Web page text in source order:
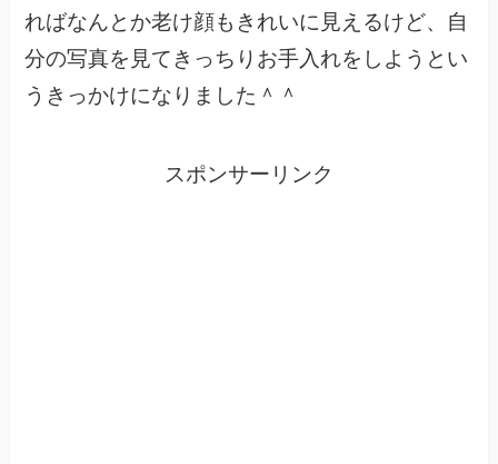
ればなんとか老け顔もきれいに見えるけど、自
分の写真を見てきっちりお手入れをしようとい
うきっかけになりました＾＾
スポンサーリンク